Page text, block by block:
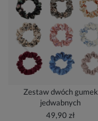
Zestaw dwóch gumek
jedwabnych
49,90 zł